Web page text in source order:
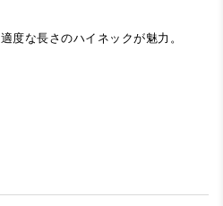
適度な長さのハイネックが魅力。